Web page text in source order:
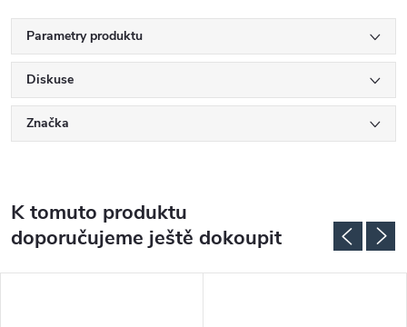
Parametry produktu
Diskuse
Značka
K tomuto produktu
doporučujeme ještě dokoupit